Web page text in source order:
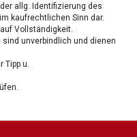
allg. Identifizierung des
kaufrechtlichen Sinn dar.
Vollständigkeit.
unverbindlich und dienen
u.